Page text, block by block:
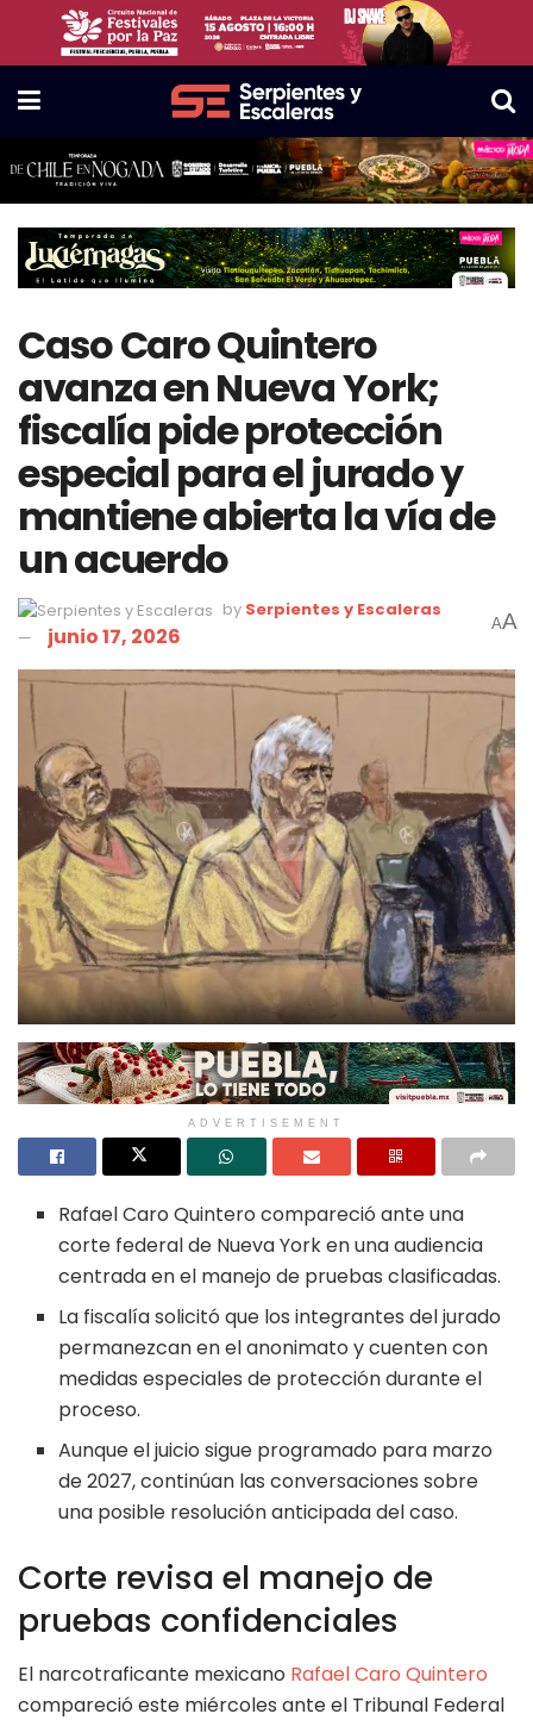
Caso Caro Quintero
avanza en Nueva York;
fiscalía pide protección
especial para el jurado y
mantiene abierta la vía de
un acuerdo
by Serpientes y Escaleras
junio 17, 2026 AA
ADVERTISEMENT
Rafael Caro Quintero compareció ante una
corte federal de Nueva York en una audiencia
centrada en el manejo de pruebas clasificadas.
La fiscalía solicitó que los integrantes del jurado
permanezcan en el anonimato y cuenten con
medidas especiales de protección durante el
proceso.
Aunque el juicio sigue programado para marzo
de 2027, continúan las conversaciones sobre
una posible resolución anticipada del caso.
Corte revisa el manejo de
pruebas confidenciales
El narcotraficante mexicano Rafael Caro Quintero
compareció este miércoles ante el Tribunal Federal